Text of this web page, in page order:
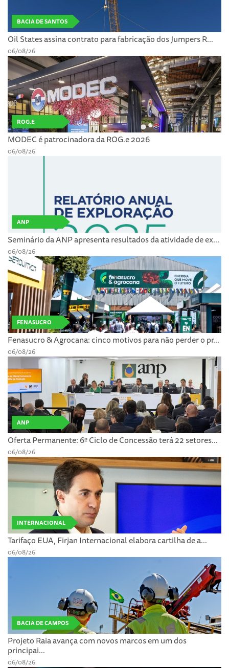
BACIA DE SANTOS
Oil States assina contrato para fabricação dos Jumpers R...
06/08/26
ROG.E
MODEC é patrocinadora da ROG.e 2026
06/08/26
ANP
Seminário da ANP apresenta resultados da atividade de ex...
06/08/26
FENASUCRO
Fenasucro & Agrocana: cinco motivos para não perder o pr...
06/08/26
ANP
Oferta Permanente: 6º Ciclo de Concessão terá 22 setores...
06/08/26
INTERNACIONAL
Tarifaço EUA, Firjan Internacional elabora cartilha de a...
06/08/26
BACIA DE CAMPOS
Projeto Raia avança com novos marcos em um dos
principai...
06/08/26